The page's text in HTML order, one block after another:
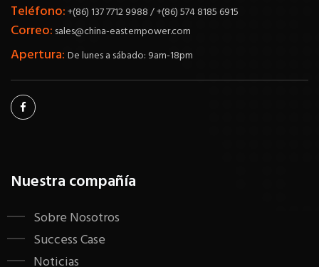
Teléfono:+(86) 137 7712 9988 / +(86) 574 8185 6915
Correo: sales@china-easternpower.com
Apertura: De lunes a sábado: 9am-18pm
Nuestra compañía
Sobre Nosotros
Success Case
Noticias